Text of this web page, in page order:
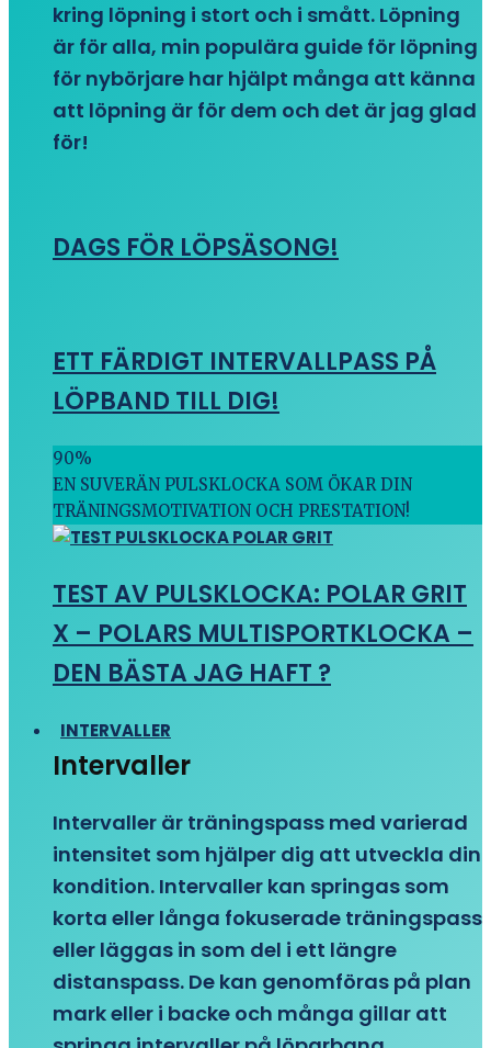
kring löpning i stort och i smått. Löpning
är för alla, min populära guide för löpning
för nybörjare har hjälpt många att känna
att löpning är för dem och det är jag glad
för!
DAGS FÖR LÖPSÄSONG!
ETT FÄRDIGT INTERVALLPASS PÅ
LÖPBAND TILL DIG!
90%
EN SUVERÄN PULSKLOCKA SOM ÖKAR DIN
TRÄNINGSMOTIVATION OCH PRESTATION!
TEST AV PULSKLOCKA: POLAR GRIT
X – POLARS MULTISPORTKLOCKA –
DEN BÄSTA JAG HAFT ?
INTERVALLER
Intervaller
Intervaller är träningspass med varierad
intensitet som hjälper dig att utveckla din
kondition. Intervaller kan springas som
korta eller långa fokuserade träningspass
eller läggas in som del i ett längre
distanspass. De kan genomföras på plan
mark eller i backe och många gillar att